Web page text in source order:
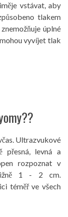
vstávat, aby
tlakem
úplné
vyvíjet tlak
Ultrazvukové
přesná, levná a
rozpoznat v
1 - 2 cm.
téměř ve všech